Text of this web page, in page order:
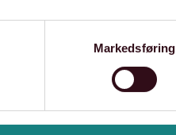
Markedsføring
økonomi. Dette